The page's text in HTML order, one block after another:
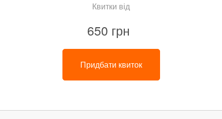
Квитки від
650 грн
Придбати квиток